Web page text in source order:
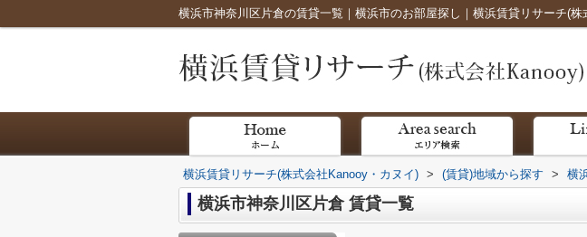
横浜市神奈川区片倉の賃貸一覧｜横浜市のお部屋探し｜横浜賃貸リサーチ(
横浜賃貸リサーチ(株式会社Kanooy・カヌイ) > (賃貸)地域から探す > 横
横浜市神奈川区片倉 賃貸一覧